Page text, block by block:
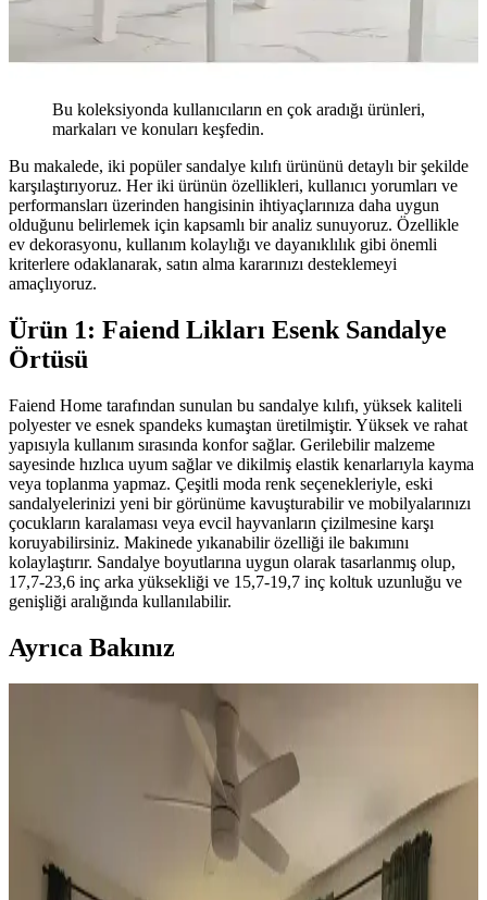
Bu koleksiyonda kullanıcıların en çok aradığı ürünleri,
markaları ve konuları keşfedin.
Bu makalede, iki popüler sandalye kılıfı ürününü detaylı bir şekilde
karşılaştırıyoruz. Her iki ürünün özellikleri, kullanıcı yorumları ve
performansları üzerinden hangisinin ihtiyaçlarınıza daha uygun
olduğunu belirlemek için kapsamlı bir analiz sunuyoruz. Özellikle
ev dekorasyonu, kullanım kolaylığı ve dayanıklılık gibi önemli
kriterlere odaklanarak, satın alma kararınızı desteklemeyi
amaçlıyoruz.
Ürün 1: Faiend Likları Esenk Sandalye
Örtüsü
Faiend Home tarafından sunulan bu sandalye kılıfı, yüksek kaliteli
polyester ve esnek spandeks kumaştan üretilmiştir. Yüksek ve rahat
yapısıyla kullanım sırasında konfor sağlar. Gerilebilir malzeme
sayesinde hızlıca uyum sağlar ve dikilmiş elastik kenarlarıyla kayma
veya toplanma yapmaz. Çeşitli moda renk seçenekleriyle, eski
sandalyelerinizi yeni bir görünüme kavuşturabilir ve mobilyalarınızı
çocukların karalaması veya evcil hayvanların çizilmesine karşı
koruyabilirsiniz. Makinede yıkanabilir özelliği ile bakımını
kolaylaştırır. Sandalye boyutlarına uygun olarak tasarlanmış olup,
17,7-23,6 inç arka yüksekliği ve 15,7-19,7 inç koltuk uzunluğu ve
genişliği aralığında kullanılabilir.
Ayrıca Bakınız
Koltuk ve Aksesuar Sandalyelerde Renk Uyumu ve
Dekorasyonda Görsel Denge Sağlama Yöntemleri
Koltuk ve aksesuar sandalyelerde renk uyumsuzluğu görsel rekabete
yol açabilir. Halı, perde, yastık ve mobilya yerleşimi ile renkler
dengelenerek mekanın estetik bütünlüğü sağlanır.
Ev Dekorasyonunda Denge ve Fonksiyonellik: Renk
Uyumu, Mobilya Yerleşimi ve Estetik İncelemesi